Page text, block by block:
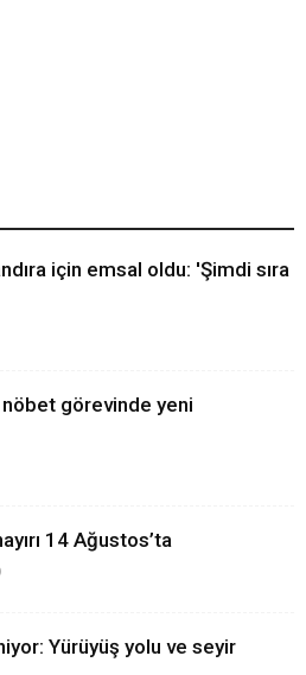
için emsal oldu: 'Şimdi sıra
görevinde yeni
14 Ağustos’ta
Yürüyüş yolu ve seyir